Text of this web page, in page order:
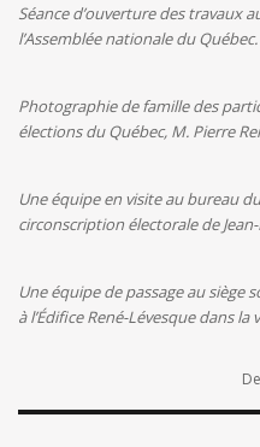
Séance d’ouverture des travaux
l’Assemblée nationale du Québec.
Photographie de famille des
élections du Québec, M. Pierre
Une équipe en visite au bureau
circonscription électorale de Jean-
Une équipe de passage au siège
à l’Édifice René-Lévesque dans la